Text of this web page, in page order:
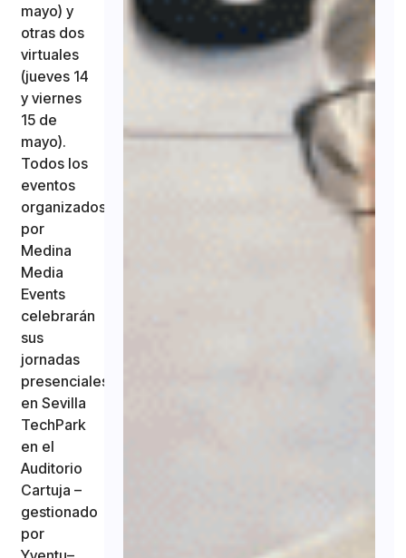
mayo) y
otras dos
virtuales
(jueves 14
y viernes
15 de
mayo).
Todos los
eventos
organizados
por
Medina
Media
Events
celebrarán
sus
jornadas
presenciales
en Sevilla
TechPark
en el
Auditorio
Cartuja –
gestionado
por